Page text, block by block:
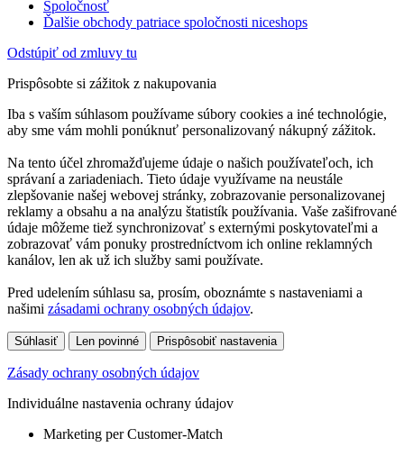
Spoločnosť
Ďalšie obchody patriace spoločnosti niceshops
Odstúpiť od zmluvy tu
Prispôsobte si zážitok z nakupovania
Iba s vaším súhlasom používame súbory cookies a iné technológie,
aby sme vám mohli ponúknuť personalizovaný nákupný zážitok.
Na tento účel zhromažďujeme údaje o našich používateľoch, ich
správaní a zariadeniach. Tieto údaje využívame na neustále
zlepšovanie našej webovej stránky, zobrazovanie personalizovanej
reklamy a obsahu a na analýzu štatistík používania. Vaše zašifrované
údaje môžeme tiež synchronizovať s externými poskytovateľmi a
zobrazovať vám ponuky prostredníctvom ich online reklamných
kanálov, len ak už ich služby sami používate.
Pred udelením súhlasu sa, prosím, oboznámte s nastaveniami a
našimi zásadami ochrany osobných údajov.
Súhlasiť Len povinné Prispôsobiť nastavenia
Zásady ochrany osobných údajov
Individuálne nastavenia ochrany údajov
Marketing per Customer-Match